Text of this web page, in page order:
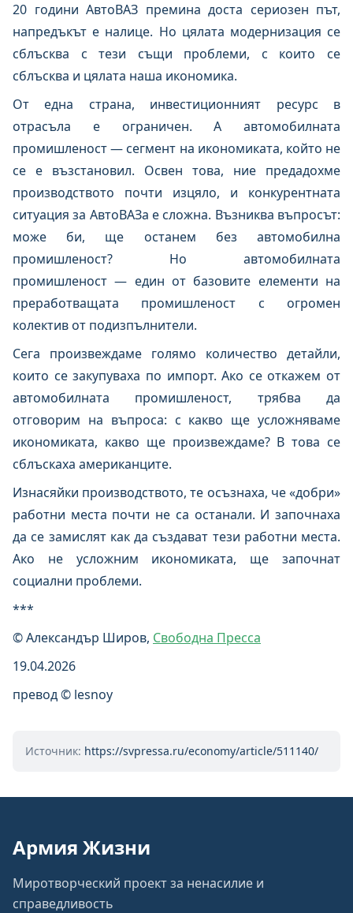
20 години АвтоВАЗ премина доста сериозен път,
напредъкът е налице. Но цялата модернизация се
сблъсква с тези същи проблеми, с които се
сблъсква и цялата наша икономика.
От една страна, инвестиционният ресурс в
отрасъла е ограничен. А автомобилната
промишленост — сегмент на икономиката, който не
се е възстановил. Освен това, ние предадохме
производството почти изцяло, и конкурентната
ситуация за АвтоВАЗа е сложна. Възниква въпросът:
може би, ще останем без автомобилна
промишленост? Но автомобилната
промишленост — един от базовите елементи на
преработващата промишленост с огромен
колектив от подизпълнители.
Сега произвеждаме голямо количество детайли,
които се закупуваха по импорт. Ако се откажем от
автомобилната промишленост, трябва да
отговорим на въпроса: с какво ще усложняваме
икономиката, какво ще произвеждаме? В това се
сблъскаха американците.
Изнасяйки производството, те осъзнаха, че «добри»
работни места почти не са останали. И започнаха
да се замислят как да създават тези работни места.
Ако не усложним икономиката, ще започнат
социални проблеми.
***
© Александър Широв, Свободна Пресса
19.04.2026
превод © lesnoy
Источник: https://svpressa.ru/economy/article/511140/
Армия Жизни
Миротворческий проект за ненасилие и
справедливость